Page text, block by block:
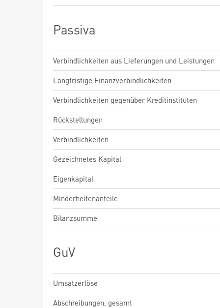
Passiva
Verbindlichkeiten aus Lieferungen und Leistungen
Langfristige Finanzverbindlichkeiten
Verbindlichkeiten gegenüber Kreditinstituten
Rückstellungen
Verbindlichkeiten
Gezeichnetes Kapital
Eigenkapital
Minderheitenanteile
Bilanzsumme
GuV
Umsatzerlöse
Abschreibungen, gesamt